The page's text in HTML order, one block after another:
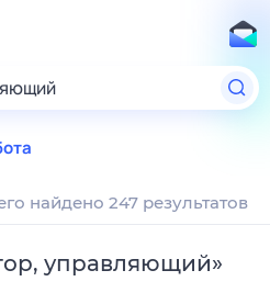
найдено 247 результатов
управляющий»